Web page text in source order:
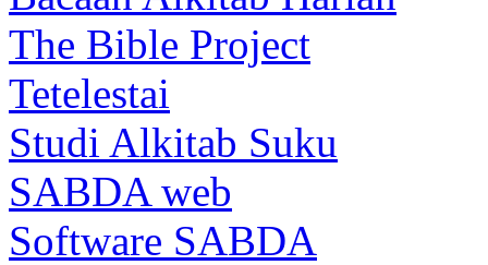
The Bible Project
Tetelestai
Studi Alkitab Suku
SABDA web
Software SABDA